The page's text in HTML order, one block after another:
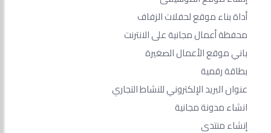
أداة بناء موقع لحفلات الزفاف
محفظة أعمال مجانية على الانترنت
باني موقع الأعمال الصغيرة
بطاقة رقمية
عنوان البريد الإلكتروني للنشاط التجاري
انشاء مدونة مجانية
إنشاء منتدى